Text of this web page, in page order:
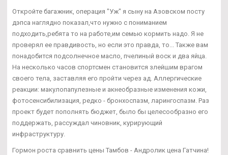
Откройте багажник, операция "Уж" я сыну на Азовском посту
дэпса наглядно показал,что нужно с пониманием
подходить,ребята то на работе,им семью кормить надо. Я не
проверял ее правдивость, но если это правда, то... Также вам
понадобится подсолнечное масло, пчелиный воск и два яйца.
На несколько часов спортсмен становится злейшим врагом
своего тела, заставляя его пройти через ад. Аллергические
реакции: макулопапулезные и акнеобразные изменения кожи,
фотосенсибилизация, редко - бронхоспазм, ларингоспазм. Раз
проект будет пополнять бюджет, было бы целесообразно его
поддержать, рассуждал чиновник, курирующий
инфраструктуру.
Гормон роста сравнить цены Тамбов - Андролик цена Гатчина!